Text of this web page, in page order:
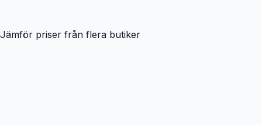
Jämför priser från flera butiker